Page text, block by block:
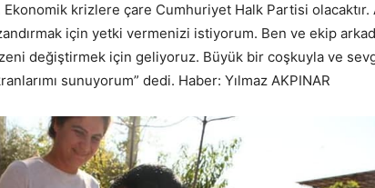
Ekonomik krizlere çare Cumhuriyet Halk Partisi olacaktır.
için yetki vermenizi istiyorum. Ben ve ekip
değiştirmek için geliyoruz. Büyük bir coşkuyla ve
sunuyorum” dedi. Haber: Yılmaz AKPINAR